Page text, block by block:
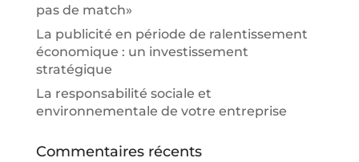
pas de match»
La publicité en période de ralentissement
économique : un investissement
stratégique
La responsabilité sociale et
environnementale de votre entreprise
Commentaires récents